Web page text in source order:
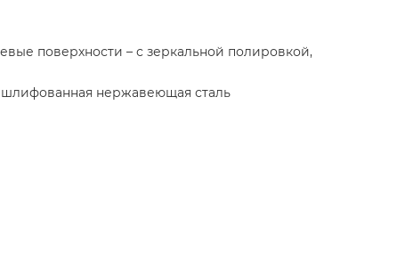
поверхности – с зеркальной полировкой,
нержавеющая сталь
в цвет столешницы